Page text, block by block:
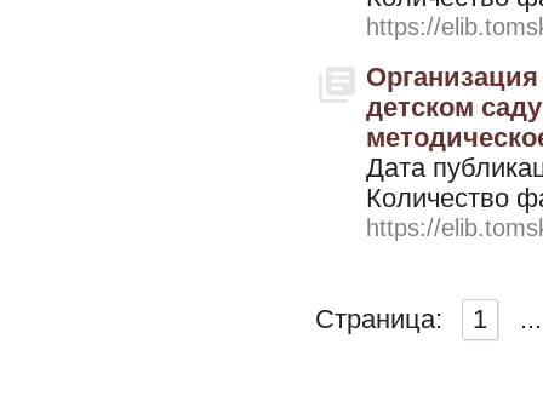
https://
детском
Дата
Количество
https://
Страница: 1 ...